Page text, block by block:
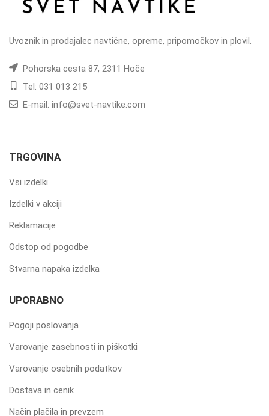
Uvoznik in prodajalec navtične, opreme, pripomočkov in plovil.
Pohorska cesta 87, 2311 Hoče
Tel: 031 013 215
E-mail: info@svet-navtike.com
TRGOVINA
Vsi izdelki
Izdelki v akciji
Reklamacije
Odstop od pogodbe
Stvarna napaka izdelka
UPORABNO
Pogoji poslovanja
Varovanje zasebnosti in piškotki
Varovanje osebnih podatkov
Dostava in cenik
Način plačila in prevzem